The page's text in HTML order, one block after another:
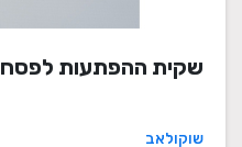
שקית ההפתעות לפסח
שוקולאב